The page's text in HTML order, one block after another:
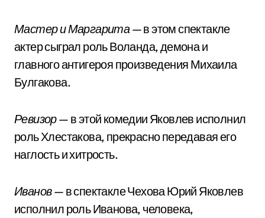
Мастер и Маргарита— в этом спектакле
актер сыграл роль Воланда, демона и
главного антигероя произведения Михаила
Булгакова.
Ревизор— в этой комедии Яковлев исполнил
роль Хлестакова, прекрасно передавая его
наглость и хитрость.
Иванов— в спектакле Чехова Юрий Яковлев
исполнил роль Иванова, человека,